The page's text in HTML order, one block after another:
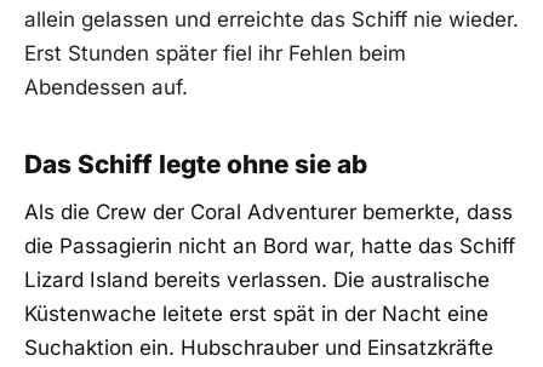
allein gelassen und erreichte das Schiff nie wieder.
Erst Stunden später fiel ihr Fehlen beim
Abendessen auf.
Das Schiff legte ohne sie ab
Als die Crew der Coral Adventurer bemerkte, dass
die Passagierin nicht an Bord war, hatte das Schiff
Lizard Island bereits verlassen. Die australische
Küstenwache leitete erst spät in der Nacht eine
Suchaktion ein. Hubschrauber und Einsatzkräfte